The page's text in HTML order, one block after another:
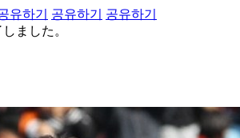
유하기 공유하기
공유하기
ました。